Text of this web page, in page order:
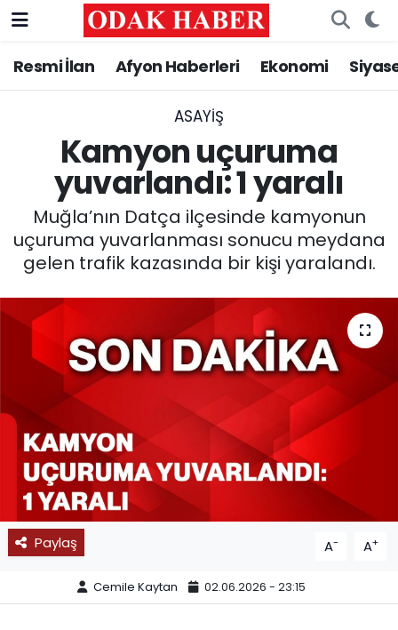
Resmi İlan Afyon Haberleri Ekonomi
ASAYİŞ
Kamyon uçuruma
yuvarlandı: 1 yaralı
Muğla’nın Datça ilçesinde kamyonun
uçuruma yuvarlanması sonucu meydana
gelen trafik kazasında bir kişi yaralandı.
Paylaş A- A+
Cemile Kaytan 02.06.2026 - 23:15
AFYONKARAHİSAR HABERLERİ
ASAYİŞ
GÜNCEL
SİYASET
EĞİTİM
MAGAZİN
SAĞLIK
SPOR
11:11 MANŞET
Nöbetçi Eczaneler
Trafik Durumu
Süper Lig Puan Durumu ve Fikstür
Tüm Manşetler
Son Dakika Haberleri
Haber Arşivi